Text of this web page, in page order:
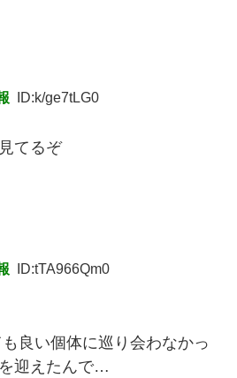
ID:k/ge7tLG0
てるぞ
ID:tTA966Qm0
良い個体に巡り会わなかっ
迎えたんで…